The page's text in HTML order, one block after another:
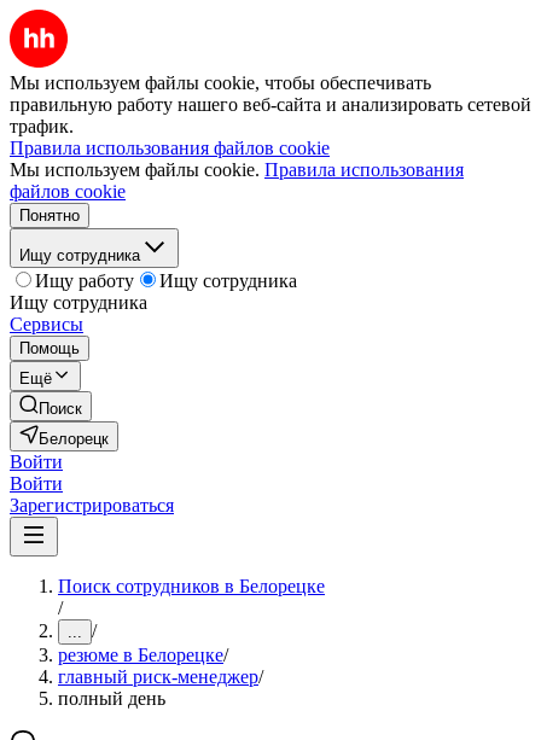
Мы используем файлы cookie, чтобы обеспечивать
правильную работу нашего веб-сайта и анализировать сетевой
трафик.
Правила использования файлов cookie
Мы используем файлы cookie. Правила использования
файлов cookie
Понятно
Ищу сотрудника
Ищу работу
Ищу сотрудника
Ищу сотрудника
Сервисы
Помощь
Ещё
Поиск
Белорецк
Войти
Войти
Зарегистрироваться
Поиск сотрудников в Белорецке
/
... /
резюме в Белорецке/
главный риск-менеджер/
полный день